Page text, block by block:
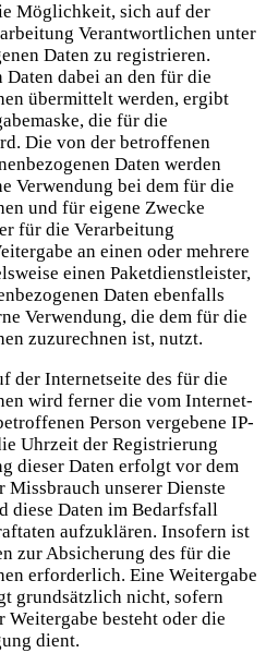
Möglichkeit, sich auf der
Verantwortlichen unter
Daten zu registrieren.
Daten dabei an den für die
übermittelt werden, ergibt
die für die
Die von der betroffenen
Daten werden
Verwendung bei dem für die
und für eigene Zwecke
für die Verarbeitung
an einen oder mehrere
einen Paketdienstleister,
Daten ebenfalls
Verwendung, die dem für die
zuzurechnen ist, nutzt.
der Internetseite des für die
wird ferner die vom Internet-
Person vergebene IP-
Uhrzeit der Registrierung
dieser Daten erfolgt vor dem
Missbrauch unserer Dienste
diese Daten im Bedarfsfall
aufzuklären. Insofern ist
zur Absicherung des für die
erforderlich. Eine Weitergabe
grundsätzlich nicht, sofern
besteht oder die
dient.